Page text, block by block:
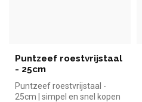
Puntzeef roestvrijstaal
- 25cm
Puntzeef roestvrijstaal -
25cm | simpel en snel kopen